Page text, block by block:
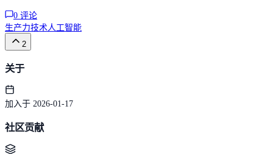
0 评论
生产力技术 人工智能
2
关于
加入于 2026-01-17
社区贡献